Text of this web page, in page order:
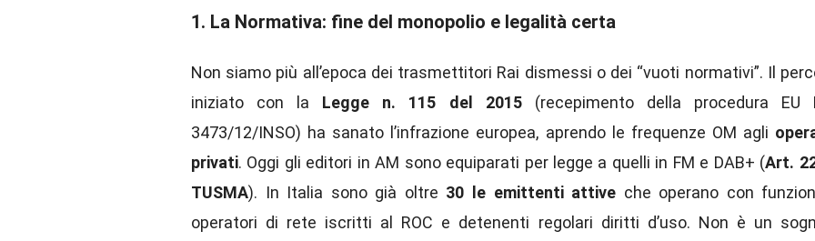
1. La Normativa: fine del monopolio e legalità certa
Non siamo più all’epoca dei trasmettitori Rai dismessi o dei “vuoti normativi”. Il
iniziato con la Legge n. 115 del 2015(recepimento della procedura EU
3473/12/INSO) ha sanato l’infrazione europea, aprendo le frequenze OM agli
privati. Oggi gli editori in AM sono equiparati per legge a quelli in FM e DAB+ (Art.
TUSMA). In Italia sono già oltre 30 le emittenti attive che operano con
operatori di rete iscritti al ROC e detenenti regolari diritti d’uso. Non è un